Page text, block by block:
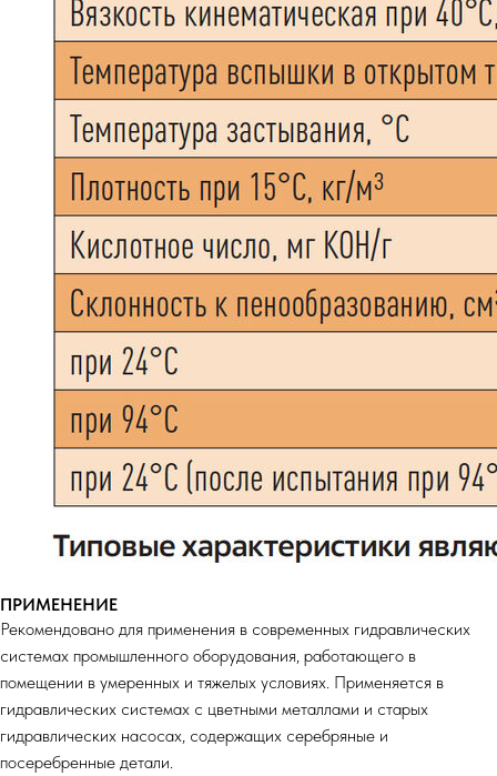
ПРИМЕНЕНИЕ
Рекомендовано для применения в современных гидравлических
системах промышленного оборудования, работающего в
помещении в умеренных и тяжелых условиях. Применяется в
гидравлических системах с цветными металлами и старых
гидравлических насосах, содержащих серебряные и
посеребренные детали.